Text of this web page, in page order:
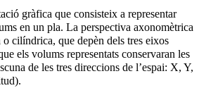
gràfica que consisteix a representar
en un pla. La perspectiva axonomètrica
cilíndrica, que depèn dels tres eixos
els volums representats conservaran les
de les tres direccions de l’espai: X, Y,